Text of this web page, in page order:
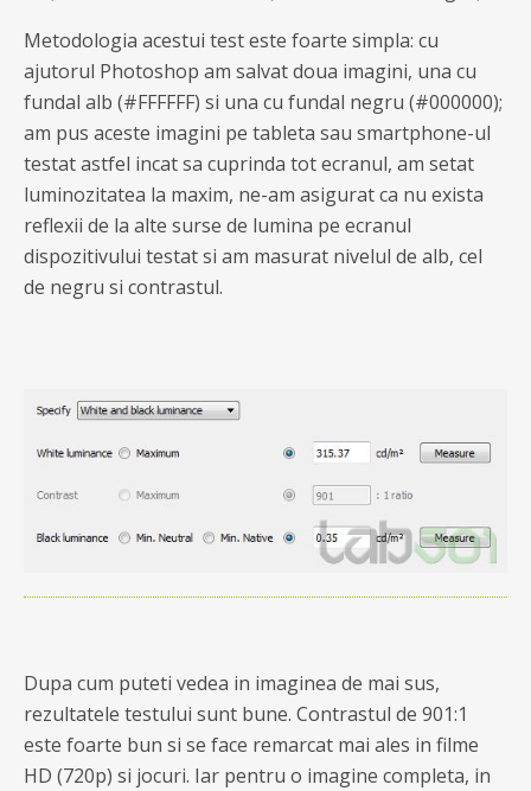
Metodologia acestui test este foarte simpla: cu
ajutorul Photoshop am salvat doua imagini, una cu
fundal alb (#FFFFFF) si una cu fundal negru (#000000);
am pus aceste imagini pe tableta sau smartphone-ul
testat astfel incat sa cuprinda tot ecranul, am setat
luminozitatea la maxim, ne-am asigurat ca nu exista
reflexii de la alte surse de lumina pe ecranul
dispozitivului testat si am masurat nivelul de alb, cel
de negru si contrastul.
Dupa cum puteti vedea in imaginea de mai sus,
rezultatele testului sunt bune. Contrastul de 901:1
este foarte bun si se face remarcat mai ales in filme
HD (720p) si jocuri. Iar pentru o imagine completa, in